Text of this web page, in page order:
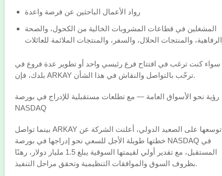
رواد الأعمال الباحثين عن فرصة واعدة
المشغلين في قطاعات المشروبات الخالية من الكحول، والصحة
والمنتجات الحلال، والسفر، والمنتجات الملائمة للعائلات
سواء كنت ترغب في افتتاح فرع رئيسي واحد أو تطوير عدة فروع في
بلدك، فإن ARKAY ترحّب بالتواصل والنقاش في هذا الشأن.
رؤية نحو الأسواق العامة — مع تطلعات مستقبلية للإدراج في بورصة
NASDAQ
بينما تواصل ARKAY توسعها على الصعيد الدولي، أعلنت الشركة عن
خطتها طويلة الأجل للسعي نحو إدراجها في بورصة NASDAQ في
المستقبل، مع تقدير أولي لقيمتها السوقية يبلغ 1.5 مليار دولار، رهنًا
بظروف السوق والموافقات التنظيمية وتحقق مراحل التنفيذ.